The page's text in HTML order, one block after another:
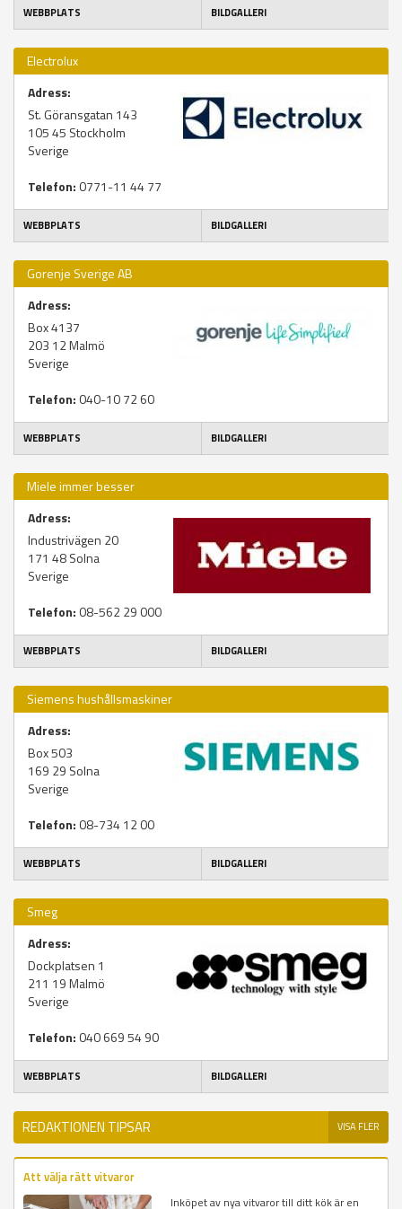
WEBBPLATS BILDGALLERI
Electrolux
Adress:
St. Göransgatan 143
105 45 Stockholm
Sverige
Telefon: 0771-11 44 77
WEBBPLATS BILDGALLERI
Gorenje Sverige AB
Adress:
Box 4137
203 12Malmö
Sverige
Telefon: 040-10 72 60
WEBBPLATS BILDGALLERI
Miele immer besser
Adress:
Industrivägen 20
171 48Solna
Sverige
Telefon: 08-562 29 000
WEBBPLATS BILDGALLERI
Siemens hushållsmaskiner
Adress:
Box 503
169 29 Solna
Sverige
Telefon: 08-734 12 00
WEBBPLATS BILDGALLERI
Smeg
Adress:
Dockplatsen 1
211 19Malmö
Sverige
Telefon: 040 669 54 90
WEBBPLATS BILDGALLERI
REDAKTIONEN TIPSAR VISA FLER
Att välja rätt vitvaror
Inköpet av nya vitvaror till ditt kök är en